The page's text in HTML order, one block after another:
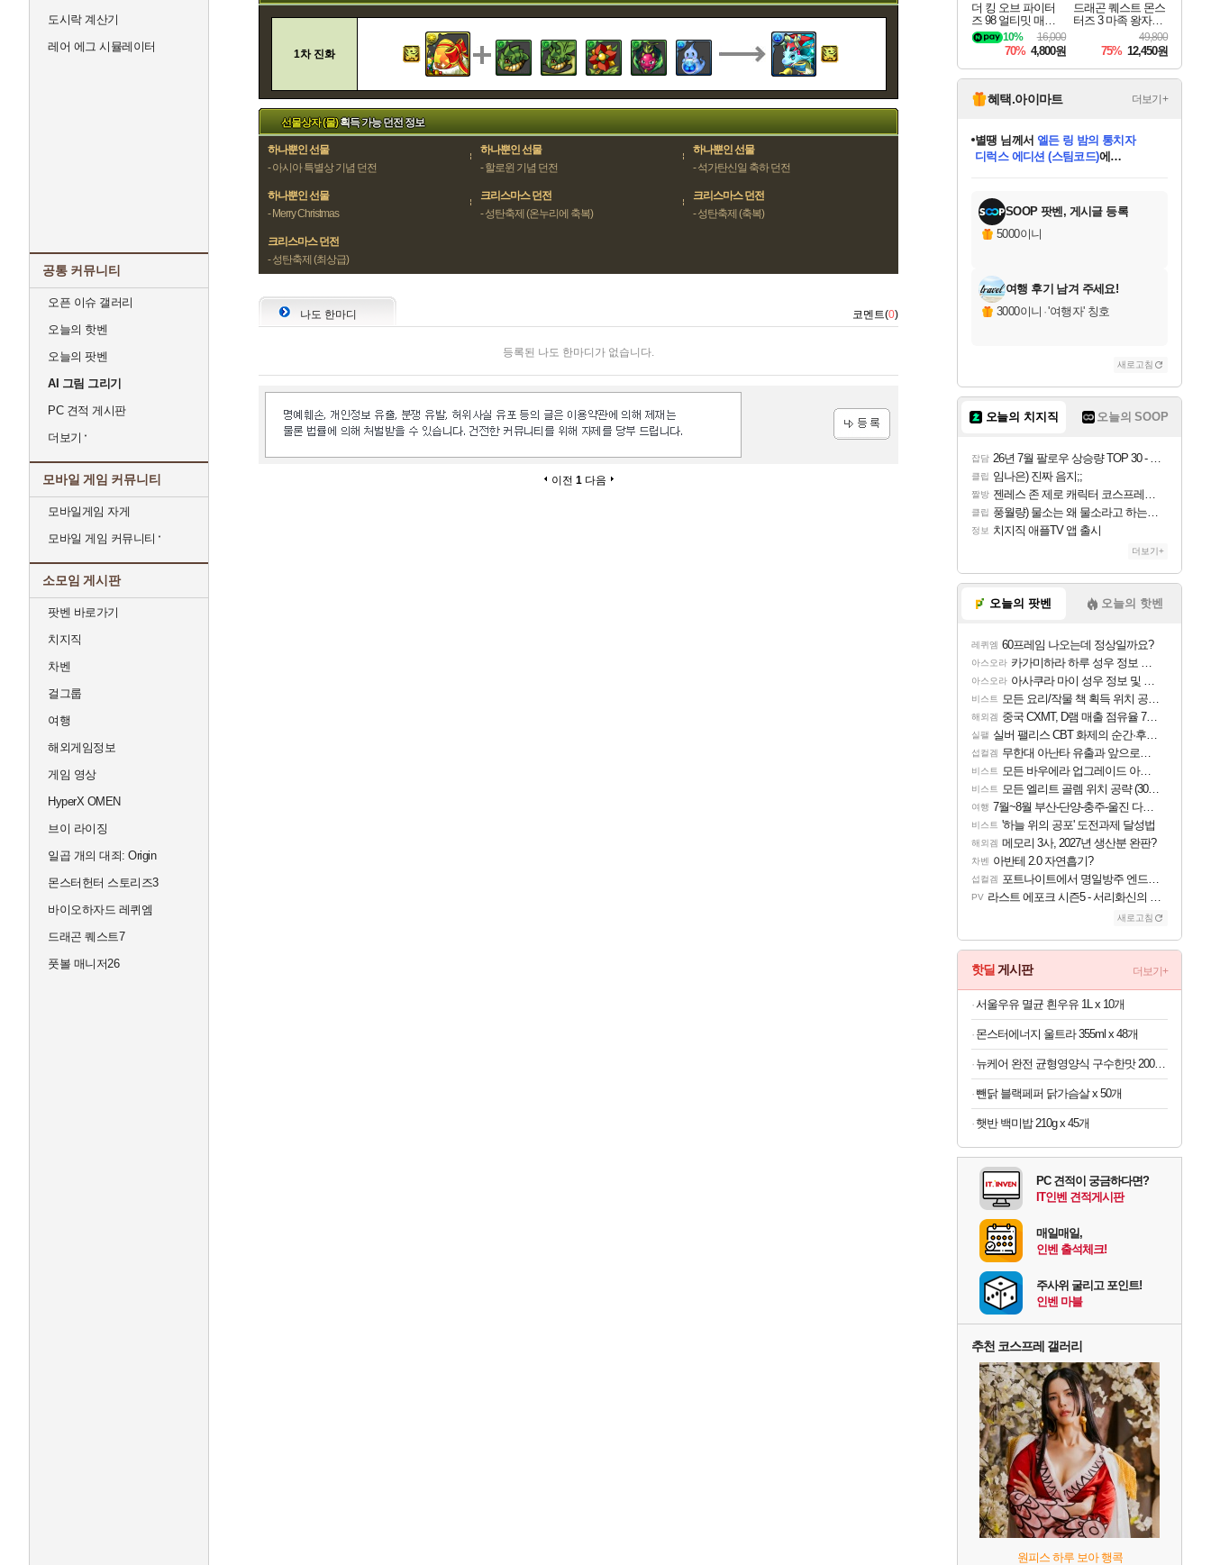
도시락 계산기
레어 에그 시뮬레이터
공통 커뮤니티
오픈 이슈 갤러리
오늘의 핫벤
오늘의 팟벤
AI 그림 그리기
PC 견적 게시판
더보기
모바일 게임 커뮤니티
모바일게임 자게
모바일 게임 커뮤니티
소모임 게시판
팟벤 바로가기
치지직
차벤
걸그룹
여행
해외게임정보
게임 영상
HyperX OMEN
브이 라이징
일곱 개의 대죄: Origin
몬스터헌터 스토리즈3
바이오하자드 레퀴엠
드래곤 퀘스트7
풋볼 매니저26
1차 진화
선물상자 (물)획득 가능 던전 정보
하나뿐인 선물
- 아시아 특별상 기념 던전
하나뿐인 선물
- 할로윈 기념 던전
하나뿐인 선물
- 석가탄신일 축하 던전
하나뿐인 선물
- Merry Christmas
크리스마스 던전
- 성탄축제 (온누리에 축복)
크리스마스 던전
- 성탄축제 (축복)
크리스마스 던전
- 성탄축제 (최상급)
나도 한마디 코멘트(0)
등록된 나도 한마디가 없습니다.
이전 1 다음
더 킹 오브 파이터
즈 98 얼티밋 매치
파이널 에디션 THE
KING OF FIGHTER
S 98 ULTIMATE MA
TCH FINAL EDITIO
N
16,000
10%
70% 4,800원
드래곤 퀘스트 몬스
터즈 3 마족 왕자와
엘프의 여행 Dragon
Quest Monsters The
Dark Prince
49,800
75% 12,450원
혜택.아이마트 더보기+
교환.
당첨되셨습니다.
니코 님께서 (본편포함) 데이브 더
다이버 인 더 정글 번들 (스팀코드)
당첨되셨습니다.
당첨되셨습니다.
당첨되셨습니다.
당첨되셨습니다.
당첨되셨습니다.
에디션 (스팀코드) 를 교환.
당첨되셨습니다.
SOOP 팟벤, 게시글 등록
5000이니
여행 후기 남겨 주세요!
3000이니 ·'여행자' 칭호
새로고침
오늘의 치지직 오늘의 SOOP
잡담 26년 7월 팔로우 상승량 TOP 30 - 월간 치지직
클립 임나은) 진짜 음지;;
짤방 젠레스 존 제로 캐릭터 코스프레한 꽁주
클립 풍월량) 물소는 왜 물소라고 하는거야? 아! 그만 ㅋㅋ 알았어 ㅋㅋ
정보 치지직 애플TV 앱 출시
더보기+
오늘의 팟벤 오늘의 핫벤
레퀴엠 60프레임 나오는데 정상일까요?
아스오라 카가미하라 하루 성우 정보 및 주요 필모
아스오라 아사쿠라 마이 성우 정보 및 주요 필모
비스트 모든 요리/작물 책 획득 위치 공략 (36개) - 미식가 도전과제
해외겜 중국 CXMT, D램 매출 점유율 7%…글로벌 4위로 부상
실팰 실버 팰리스 CBT 화제의 순간·후기 모음
섭컬겜 무한대 아난타 유출과 앞으로의 예상 (루머)
비스트 모든 바우에라 업그레이드 아이템 획득 위치 공략 (89개)
비스트 모든 엘리트 골렘 위치 공략 (30개) - 방랑 결투가
여행 7월~8월 부산-단양-충주-울진 다녀왔어요~
비스트 '하늘 위의 공포' 도전과제 달성법
해외겜 메모리 3사, 2027년 생산분 완판?
차벤 아반테 2.0 자연흡기?
섭컬겜 포트나이트에서 명일방주 엔드필드 [펠리카] 판매 예정
PV 라스트 에포크 시즌5 - 서리화신의 분노 티저
새로고침
핫딜 게시판 더보기+
서울우유 멸균 흰우유 1L x 10개
몬스터에너지 울트라 355ml x 48개
뉴케어 완전 균형영양식 구수한맛 200ml x 24개
뺀닭 블랙페퍼 닭가슴살 x 50개
햇반 백미밥 210g x 45개
PC 견적이 궁금하다면?
IT인벤 견적게시판
매일매일,
인벤 출석체크!
주사위 굴리고 포인트!
인벤 마블
추천 코스프레 갤러리
원피스 하루 보아 행콕